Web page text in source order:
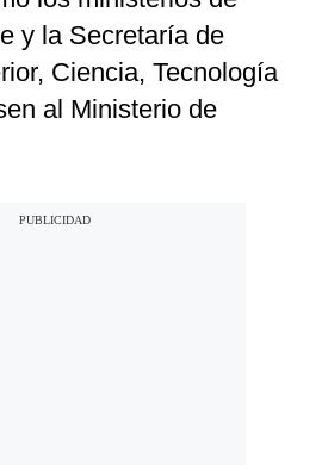
y la Secretaría de
Ciencia, Tecnología
al Ministerio de